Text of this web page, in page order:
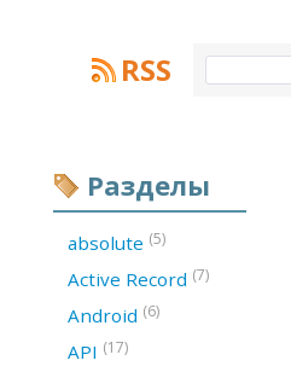
RSS
Разделы
absolute (5)
Active Record (7)
Android (6)
API (17)